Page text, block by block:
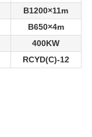
B1200×11m
B650×4m
400KW
RCYD(C)-12